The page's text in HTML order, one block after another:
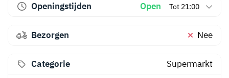
Openingstijden Open Tot 21:00
Bezorgen Nee
Categorie
Supermarkt